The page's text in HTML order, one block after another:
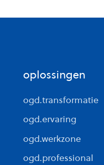
oplossingen
ogd.transformatie
ogd.ervaring
ogd.werkzone
ogd.professional